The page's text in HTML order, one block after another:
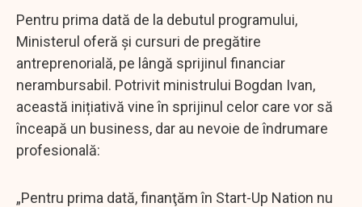
Pentru prima dată de la debutul programului,
Ministerul oferă și cursuri de pregătire
antreprenorială, pe lângă sprijinul financiar
nerambursabil. Potrivit ministrului Bogdan Ivan,
această inițiativă vine în sprijinul celor care vor să
înceapă un business, dar au nevoie de îndrumare
profesională:
„Pentru prima dată, finanţăm în Start-Up Nation nu